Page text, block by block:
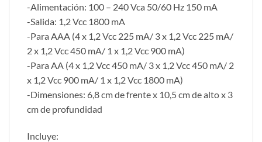
-Alimentación: 100 – 240 Vca 50/60 Hz 150 mA
-Salida: 1,2 Vcc 1800 mA
-Para AAA (4 x 1,2 Vcc 225 mA/ 3 x 1,2 Vcc 225 mA/
2 x 1,2 Vcc 450 mA/ 1 x 1,2 Vcc 900 mA)
-Para AA (4 x 1,2 Vcc 450 mA/ 3 x 1,2 Vcc 450 mA/ 2
x 1,2 Vcc 900 mA/ 1 x 1,2 Vcc 1800 mA)
-Dimensiones: 6,8 cm de frente x 10,5 cm de alto x 3
cm de profundidad
Incluye: